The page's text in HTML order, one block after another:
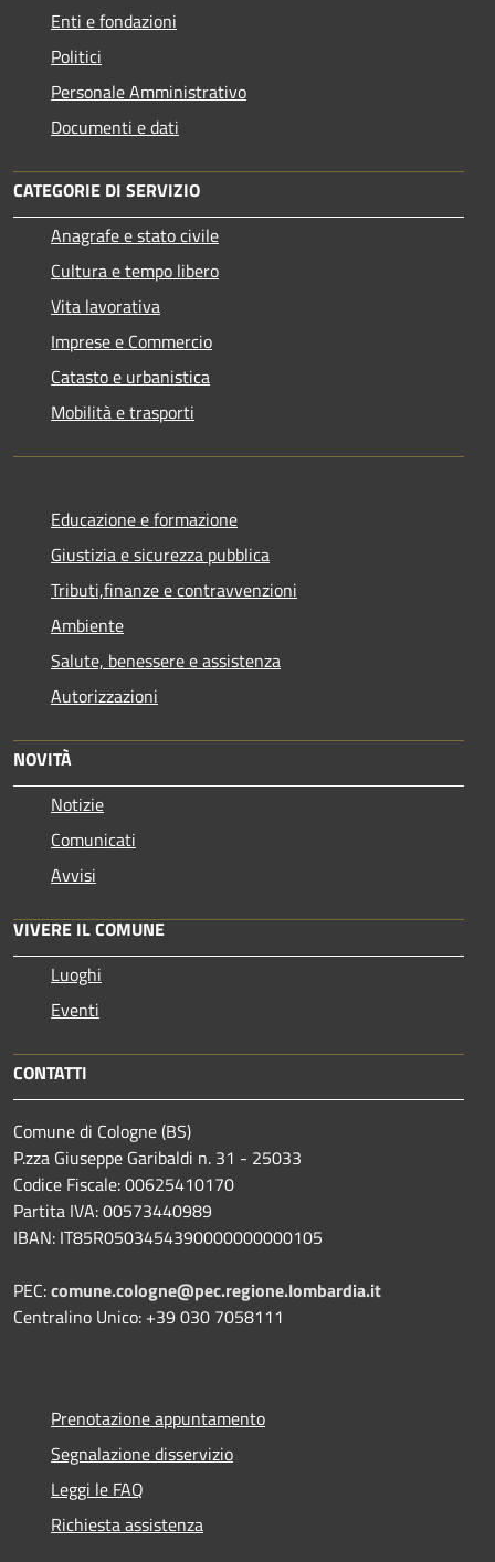
Enti e fondazioni
Politici
Personale Amministrativo
Documenti e dati
CATEGORIE DI SERVIZIO
Anagrafe e stato civile
Cultura e tempo libero
Vita lavorativa
Imprese e Commercio
Catasto e urbanistica
Mobilità e trasporti
Educazione e formazione
Giustizia e sicurezza pubblica
Tributi,finanze e contravvenzioni
Ambiente
Salute, benessere e assistenza
Autorizzazioni
NOVITÀ
Notizie
Comunicati
Avvisi
VIVERE IL COMUNE
Luoghi
Eventi
CONTATTI
Comune di Cologne (BS)
P.zza Giuseppe Garibaldi n. 31 - 25033
Codice Fiscale: 00625410170
Partita IVA: 00573440989
IBAN: IT85R0503454390000000000105
PEC:comune.cologne@pec.regione.lombardia.it
Centralino Unico: +39 030 7058111
Prenotazione appuntamento
Segnalazione disservizio
Leggi le FAQ
Richiesta assistenza